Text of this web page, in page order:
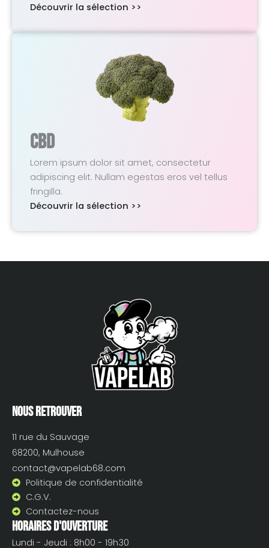
Découvrir la sélection >>
CBD
Lorem ipsum dolor sit amet, consectetur
adipiscing elit. Nullam egestas eros vel tellus
fringilla.
Découvrir la sélection >>
Nous retrouver
11 rue du Sauvage
68200, Mulhouse
contact@vapelab68.com
Politique de confidentialité
C.G.V.
Contactez-nous
Horaires d'ouverture
Lundi - Jeudi : 8h00 - 19h30